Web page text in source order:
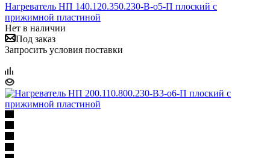
Нагреватель НП 140.120.350.230-В-о5-П плоский с
прижимной пластиной
Нет в наличии
Под заказ
Запросить условия поставки